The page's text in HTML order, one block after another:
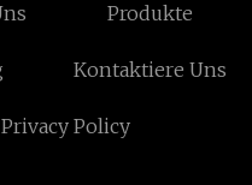
Produkte
Kontaktiere Uns
Privacy Policy